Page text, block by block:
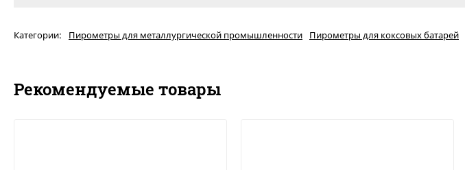
Категории: Пирометры для металлургической промышленности Пирометры для коксовых батарей
Рекомендуемые товары